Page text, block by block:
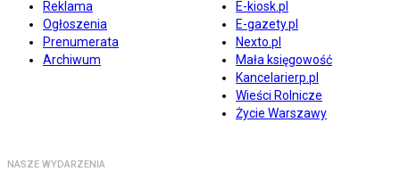
Reklama
Ogłoszenia
Prenumerata
Archiwum
E-kiosk.pl
E-gazety.pl
Nexto.pl
Mała księgowość
Kancelarierp.pl
Wieści Rolnicze
Życie Warszawy
NASZE WYDARZENIA